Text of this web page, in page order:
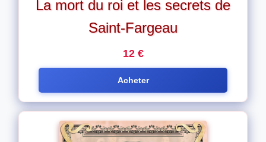
La mort du roi et les secrets de
Saint-Fargeau
12 €
Acheter